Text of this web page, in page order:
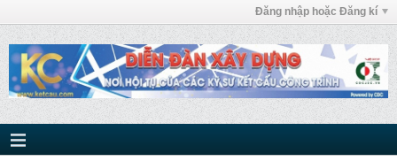
Đăng nhập hoặc Đăng kí